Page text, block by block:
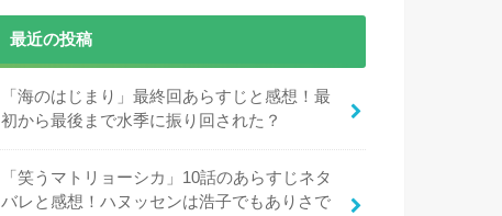
最近の投稿
「海のはじまり」最終回あらすじと感想！最
初から最後まで水季に振り回された？
「笑うマトリョーシカ」10話のあらすじネタ
バレと感想！ハヌッセンは浩子でもありさで